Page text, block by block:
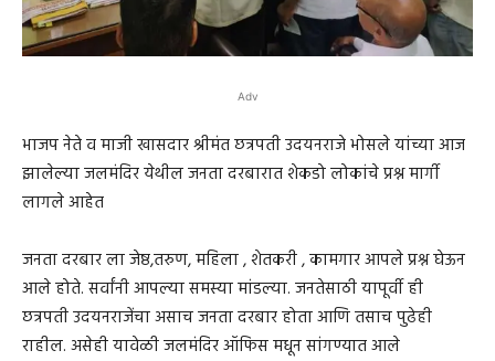
Adv
भाजप नेते व माजी खासदार श्रीमंत छत्रपती उदयनराजे भोसले यांच्या आज
झालेल्या जलमंदिर येथील जनता दरबारात शेकडो लोकांचे प्रश्न मार्गी
लागले आहेत
जनता दरबार ला जेष्ठ,तरुण, महिला , शेतकरी , कामगार आपले प्रश्न घेऊन
आले होते. सर्वांनी आपल्या समस्या मांडल्या. जनतेसाठी यापूर्वी ही
छत्रपती उदयनराजेंचा असाच जनता दरबार होता आणि तसाच पुढेही
राहील. असेही यावेळी जलमंदिर ऑफिस मधून सांगण्यात आले